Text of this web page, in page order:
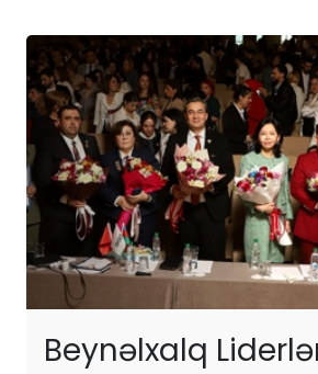
Beynəlxalq